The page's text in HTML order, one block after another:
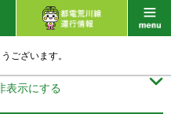
ございます。
表示にする 